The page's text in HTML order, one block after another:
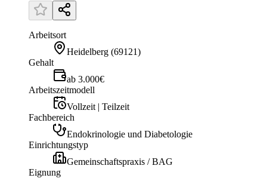
Arbeitsort
Heidelberg (69121)
Gehalt
ab 3.000€
Arbeitszeitmodell
Vollzeit | Teilzeit
Fachbereich
Endokrinologie und Diabetologie
Einrichtungstyp
Gemeinschaftspraxis / BAG
Eignung